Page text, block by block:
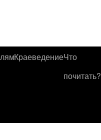
КраеведениеЧто
почитать?